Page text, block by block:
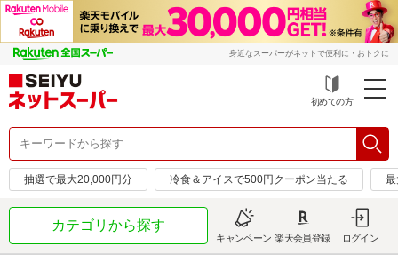
身近なスーパーがネットで便利に・おトクに
初めての方
抽選で最大20,000円分 冷食＆アイスで500円クーポン当たる
カテゴリから探す
キャンペーン 楽天会員登録 ログイン